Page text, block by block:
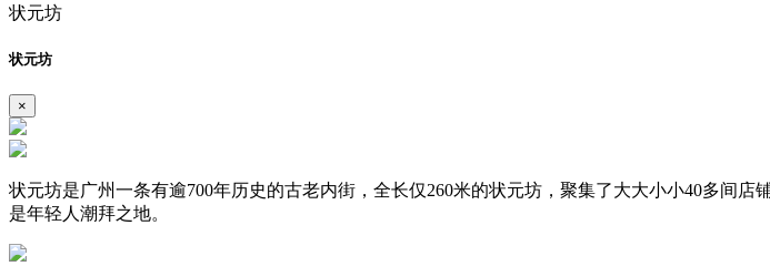
状元坊
状元坊
×
状元坊是广州一条有逾700年历史的古老内街，全长仅260米的状元坊，聚集了大大小小40多间
是年轻人潮拜之地。